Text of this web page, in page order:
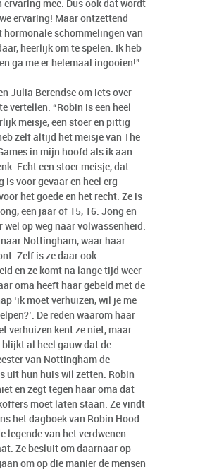
ervaring mee. Dus ook dat wordt
ervaring! Maar ontzettend
hormonale schommelingen van
heerlijk om te spelen. Ik heb
ga me er helemaal ingooien!”
Julia Berendse om iets over
vertellen. “Robin is een heel
meisje, een stoer en pittig
zelf altijd het meisje van The
in mijn hoofd als ik aan
Echt een stoer meisje, dat
is voor gevaar en heel erg
het goede en het recht. Ze is
een jaar of 15, 16. Jong en
wel op weg naar volwassenheid.
Nottingham, waar haar
Zelf is ze daar ook
en ze komt na lange tijd weer
oma heeft haar gebeld met de
‘ik moet verhuizen, wil je me
De reden waarom haar
verhuizen kent ze niet, maar
al heel gauw dat de
van Nottingham de
uit hun huis wil zetten. Robin
en zegt tegen haar oma dat
moet laten staan. Ze vindt
het dagboek van Robin Hood
legende van het verdwenen
Ze besluit om daarnaar op
om op die manier de mensen